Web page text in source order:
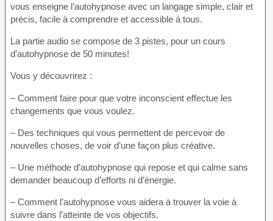
vous enseigne l’autohypnose avec un langage simple, clair et
précis, facile à comprendre et accessible à tous.
La partie audio se compose de 3 pistes, pour un cours
d’autohypnose de 50 minutes!
Vous y découvrirez :
– Comment faire pour que votre inconscient effectue les
changements que vous voulez.
– Des techniques qui vous permettent de percevoir de
nouvelles choses, de voir d’une façon plus créative.
– Une méthode d’autohypnose qui repose et qui calme sans
demander beaucoup d’efforts ni d’énergie.
– Comment l’autohypnose vous aidera à trouver la voie à
suivre dans l’atteinte de vos objectifs.